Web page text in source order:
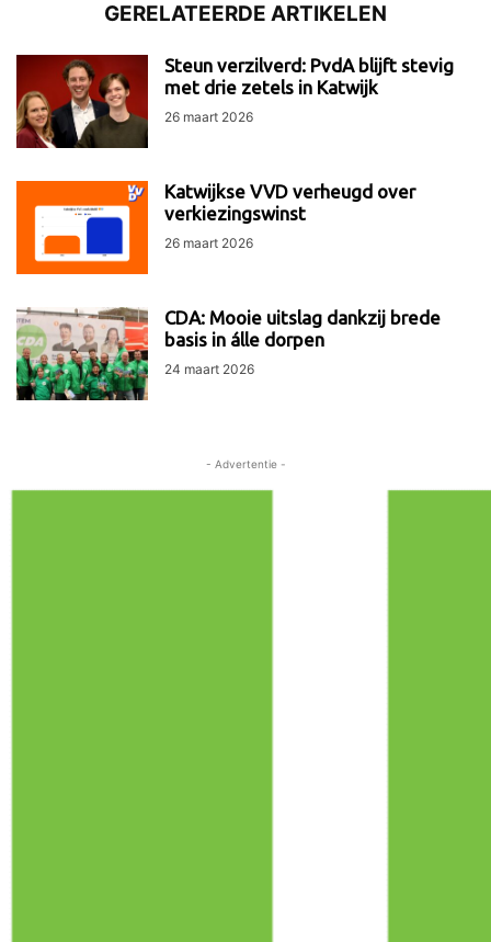
GERELATEERDE ARTIKELEN
Steun verzilverd: PvdA blijft stevig
met drie zetels in Katwijk
26 maart 2026
Katwijkse VVD verheugd over
verkiezingswinst
26 maart 2026
CDA: Mooie uitslag dankzij brede
basis in álle dorpen
24 maart 2026
- Advertentie -